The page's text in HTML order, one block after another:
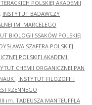
POLSKIEJ AKADEMII
; INSTYTUT BADAWCZY
IM. MARCELEGO
BIOLOGII SSAKÓW POLSKIEJ
SZAFERA POLSKIEJ
POLSKIEJ AKADEMII
CHEMII ORGANICZNEJ PAN
; INSTYTUT FILOZOFII I
im. TADEUSZA MANTEUFFLA